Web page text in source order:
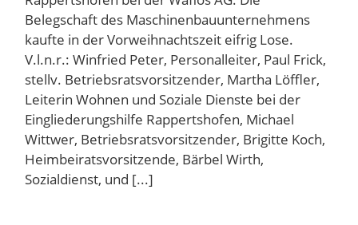
Belegschaft des Maschinenbauunternehmens
kaufte in der Vorweihnachtszeit eifrig Lose.
V.l.n.r.: Winfried Peter, Personalleiter, Paul Frick,
stellv. Betriebsratsvorsitzender, Martha Löffler,
Leiterin Wohnen und Soziale Dienste bei der
Eingliederungshilfe Rappertshofen, Michael
Wittwer, Betriebsratsvorsitzender, Brigitte Koch,
Heimbeiratsvorsitzende, Bärbel Wirth,
Sozialdienst, und [...]